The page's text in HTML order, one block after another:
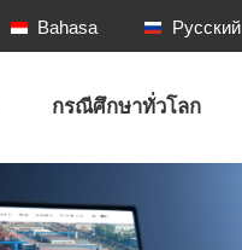
Bahasa Русский
กรณีศึกษาทั่วโลก